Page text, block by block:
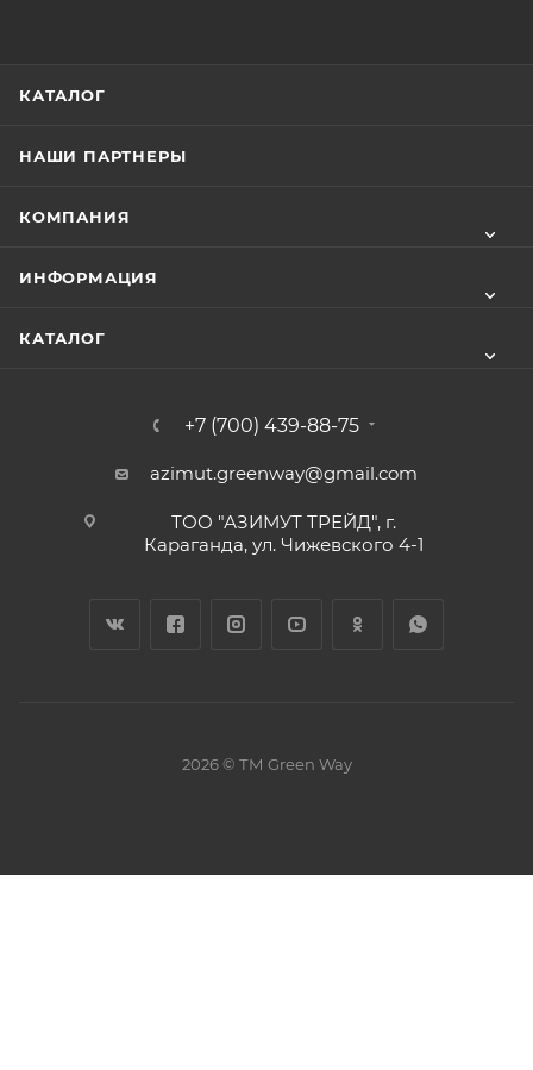
КАТАЛОГ
НАШИ ПАРТНЕРЫ
КОМПАНИЯ
ИНФОРМАЦИЯ
КАТАЛОГ
+7 (700) 439-88-75
azimut.greenway@gmail.com
ТОО "АЗИМУТ ТРЕЙД", г.
Караганда, ул. Чижевского 4-1
2026 © ТМ Green Way